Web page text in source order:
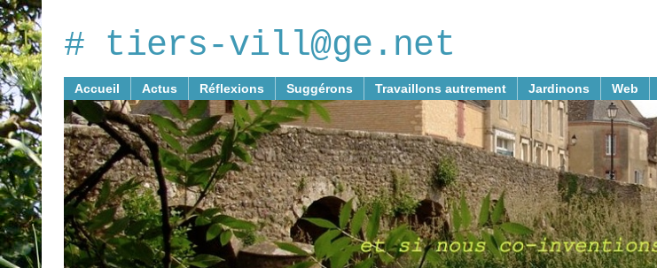
# tiers-vill@ge.net
Accueil Actus Réflexions Suggérons Travaillons autrement Jardinons Web